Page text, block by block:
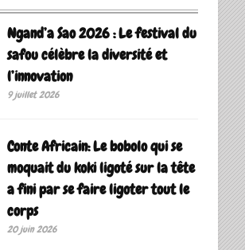
Ngand’a Sao 2026 : Le festival du
safou célèbre la diversité et
l’innovation
9 juillet 2026
Conte Africain: Le bobolo qui se
moquait du koki ligoté sur la tête
a fini par se faire ligoter tout le
corps
20 juin 2026